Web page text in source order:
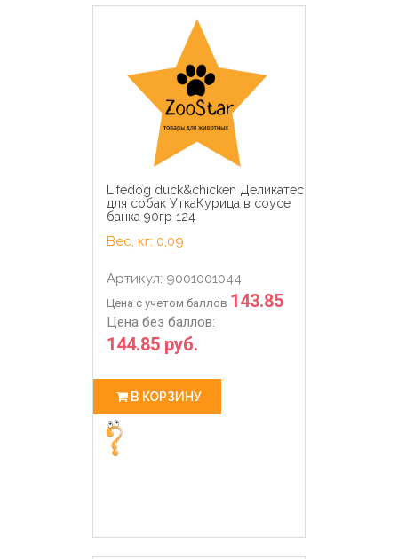
Lifedog duck&chicken Деликатес
для собак УткаКурица в соусе
банка 90гр 124
Вес, кг: 0,09
Артикул: 9001001044
Цена с учетом баллов 143.85
Цена без баллов:
144.85 руб.
В КОРЗИНУ